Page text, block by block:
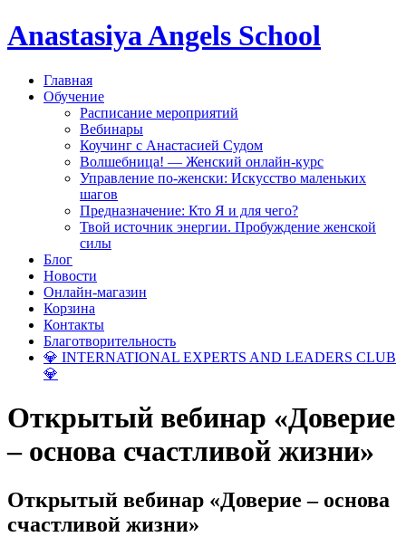
Anastasiya Angels School
Главная
Обучение
Расписание мероприятий
Вебинары
Коучинг с Анастасией Судом
Волшебница! — Женский онлайн-курс
Управление по-женски: Искусство маленьких
шагов
Предназначение: Кто Я и для чего?
Твой источник энергии. Пробуждение женской
силы
Блог
Новости
Онлайн-магазин
Корзина
Контакты
Благотворительность
💎 INTERNATIONAL EXPERTS AND LEADERS CLUB
💎
Открытый вебинар «Доверие
– основа счастливой жизни»
Открытый вебинар «Доверие – основа
счастливой жизни»